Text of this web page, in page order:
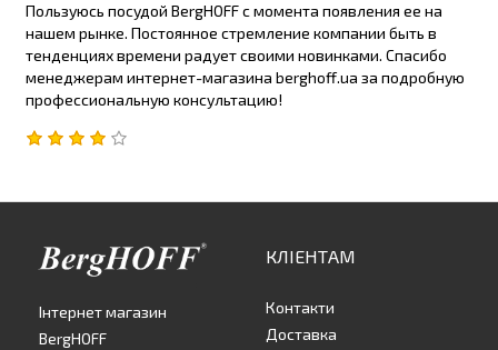
Пользуюсь посудой BergHOFF с момента появления ее на
нашем рынке. Постоянное стремление компании быть в
тенденциях времени радует своими новинками. Спасибо
менеджерам интернет-магазина berghoff.ua за подробную
профессиональную консультацию!
Інтернет магазин
BergHOFF
КЛІЕНТАМ
Контакти
Доставка